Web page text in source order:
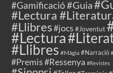
#Gamificació#Guia
#Lectura
#Llibres#jocs #Joventut
#Lectura
#Llibres #Màgia #Narració
#Premis#Ressenya #Revistes